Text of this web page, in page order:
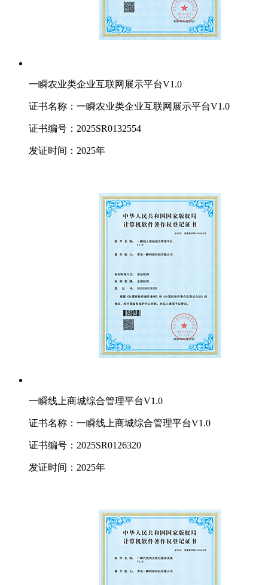
一瞬农业类企业互联网展示平台V1.0
证书名称：一瞬农业类企业互联网展示平台V1.0
证书编号：2025SR0132554
发证时间：2025年
一瞬线上商城综合管理平台V1.0
证书名称：一瞬线上商城综合管理平台V1.0
证书编号：2025SR0126320
发证时间：2025年